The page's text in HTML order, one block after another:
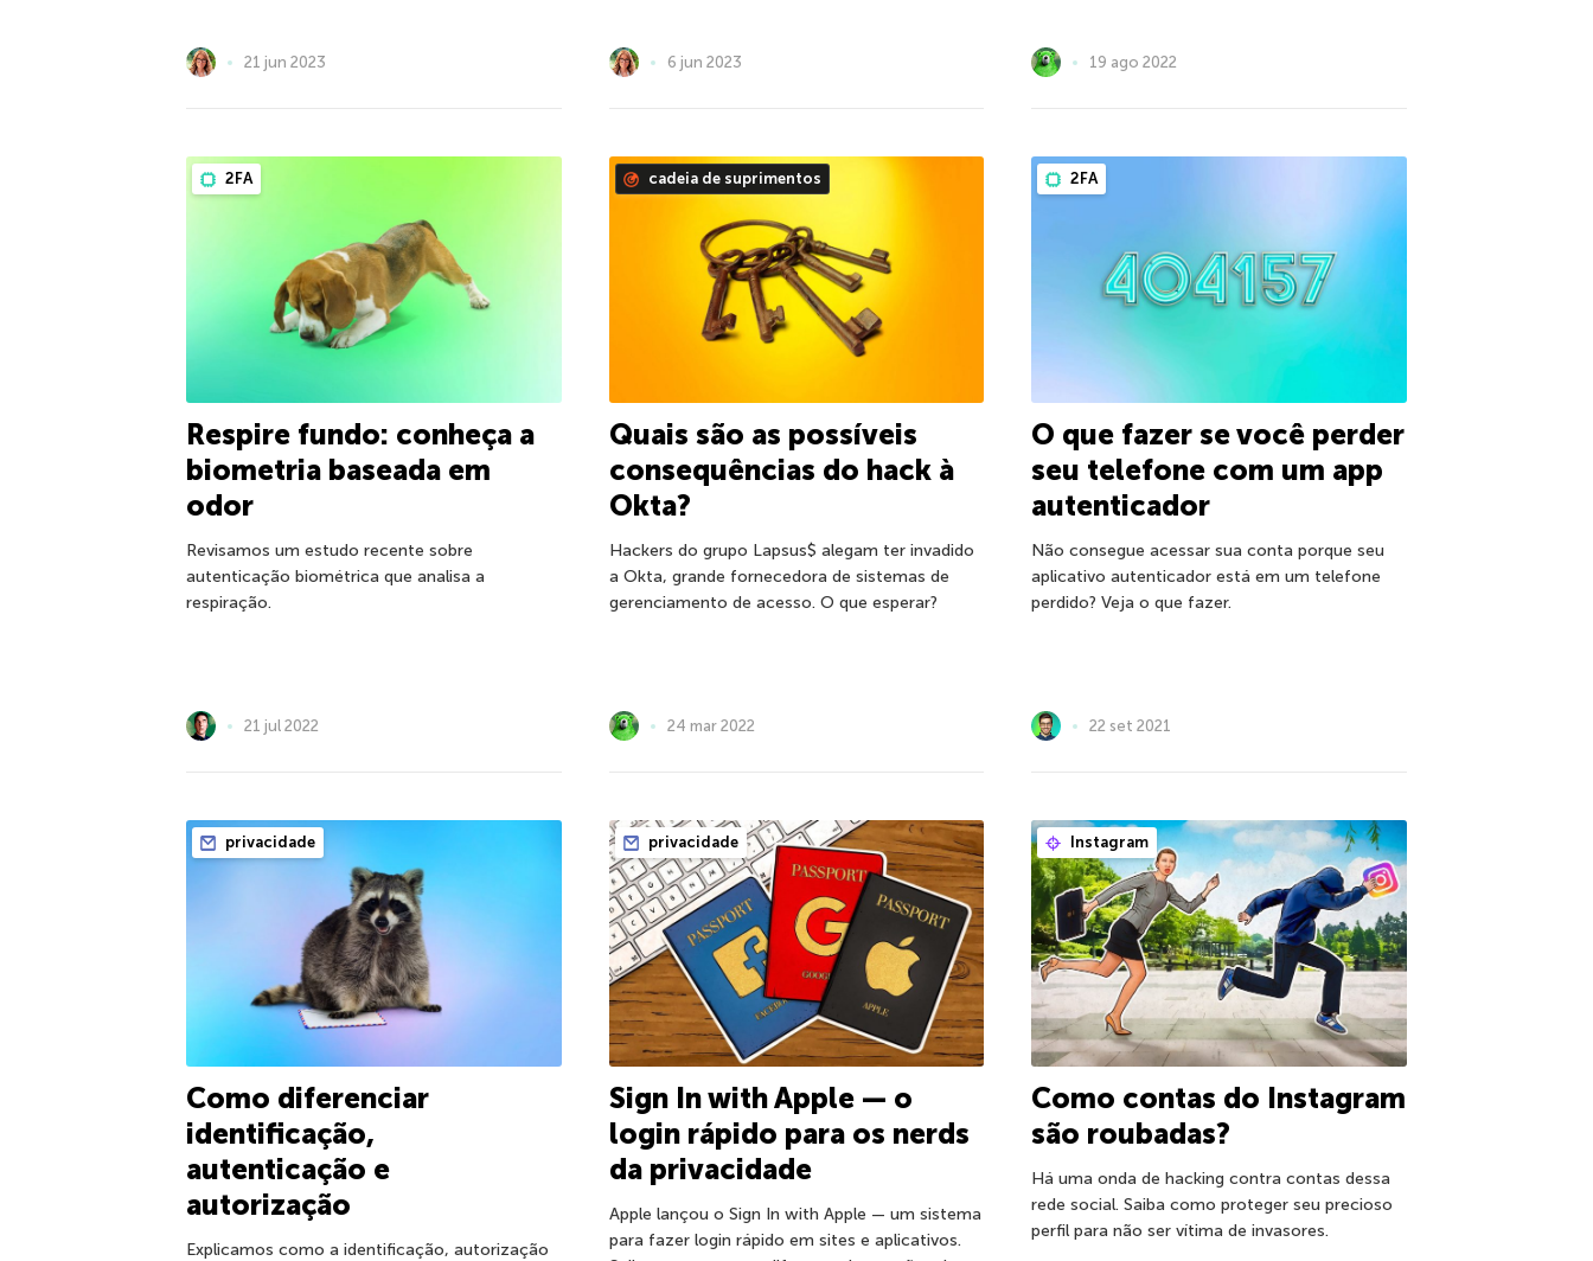
21 jun 2023 6 jun 2023 19 ago 2022
2FA
Respire fundo: conheça a
biometria baseada em
odor
Revisamos um estudo recente sobre
autenticação biométrica que analisa a
respiração.
21 jul 2022
cadeia de suprimentos
Quais são as possíveis
consequências do hack à
Okta?
Hackers do grupo Lapsus$ alegam ter invadido
a Okta, grande fornecedora de sistemas de
gerenciamento de acesso. O que esperar?
24 mar 2022
2FA
O que fazer se você perder
seu telefone com um app
autenticador
Não consegue acessar sua conta porque seu
aplicativo autenticador está em um telefone
perdido? Veja o que fazer.
22 set 2021
privacidade
Como diferenciar
identificação,
autenticação e
autorização
Explicamos como a identificação, autorização
privacidade
Sign In with Apple — o
login rápido para os nerds
da privacidade
Apple lançou o Sign In with Apple — um sistema
para fazer login rápido em sites e aplicativos.
Instagram
Como contas do Instagram
são roubadas?
Há uma onda de hacking contra contas dessa
rede social. Saiba como proteger seu precioso
perfil para não ser vítima de invasores.